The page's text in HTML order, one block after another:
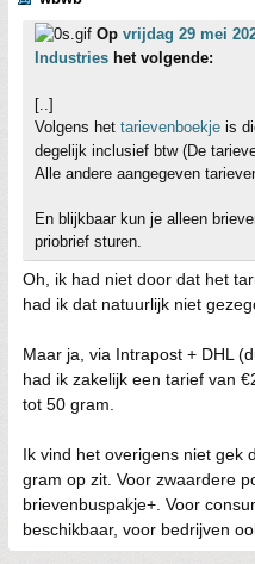
Op vrijdag 29 mei
Industries het volgende:
[..]
Volgens het tarievenboekje is
degelijk inclusief btw (De
Alle andere aangegeven
En blijkbaar kun je alleen
priobrief sturen.
Oh, ik had niet door dat het
had ik dat natuurlijk niet
Maar ja, via Intrapost + DHL
had ik zakelijk een tarief van
tot 50 gram.
Ik vind het overigens niet gek
gram op zit. Voor zwaardere
brievenbuspakje+. Voor
beschikbaar, voor bedrijven